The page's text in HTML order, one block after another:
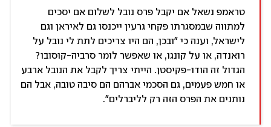
טראמפ נשאל אם יקבל פרס נובל לשלום אם יסכים
למתווה שבמסגרתו פקחי גרעין ייכנסו גם לאיראן וגם
לישראל, וענה כי "ובכן, הם היו צריכים לתת לי נובל על
רואנדה, או על קונגו, או שאפשר לומר סרביה-קוסובו?
הגדול זה הודו-פקיסטן. הייתי צריך לקבל את הנובל ארבע
או חמש פעמים, גם הסכמי אברהם הם סיבה טובה, אבל הם
נותנים את הפרס הזה רק לליברלים".